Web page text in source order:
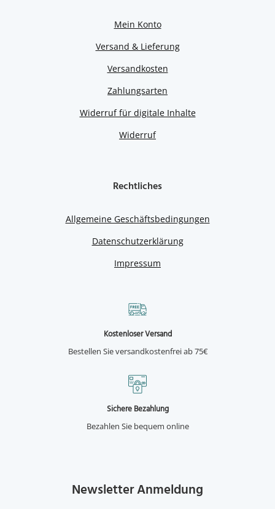
Mein Konto
Versand & Lieferung
Versandkosten
Zahlungsarten
Widerruf für digitale Inhalte
Widerruf
Rechtliches
Allgemeine Geschäftsbedingungen
Datenschutzerklärung
Impressum
Kostenloser Versand
Bestellen Sie versandkostenfrei ab 75€
Sichere Bezahlung
Bezahlen Sie bequem online
Newsletter Anmeldung